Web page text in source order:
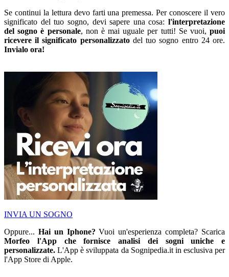
Se continui la lettura devo farti una premessa. Per conoscere il vero
significato del tuo sogno, devi sapere una cosa: l'interpretazione
del sogno è personale, non è mai uguale per tutti! Se vuoi, puoi
ricevere il significato personalizzatodel tuo sogno entro 24 ore.
Invialo ora!
INVIA UN SOGNO
Oppure... Hai un Iphone? Vuoi un'esperienza completa? Scarica
Morfeo l'App che fornisce analisi dei sogni uniche e
personalizzate. L'App è sviluppata da Sognipedia.it in esclusiva per
l'App Store di Apple.